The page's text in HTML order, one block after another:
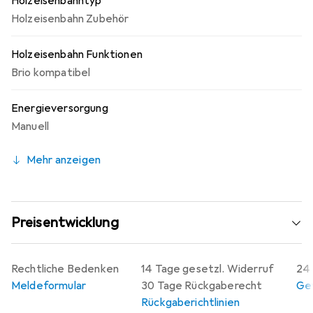
Holzeisenbahn Zubehör
Holzeisenbahn Funktionen
Brio kompatibel
Energieversorgung
Manuell
Mehr anzeigen
Preisentwicklung
14 Tage gesetzl. Widerruf
30 Tage Rückgaberecht
Rückgaberichtlinien
24
Rechtliche Bedenken
Meldeformular